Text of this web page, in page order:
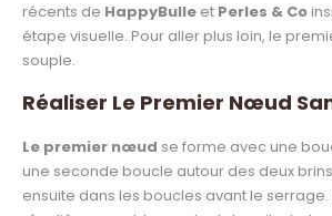
récents de HappyBulle et Perles & Co
étape visuelle. Pour aller plus loin, le
souple.
Réaliser Le Premier Nœud
Le premier nœud se forme avec une
une seconde boucle autour des deux
ensuite dans les boucles avant le